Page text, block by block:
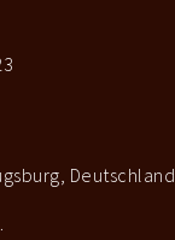
Deutschland